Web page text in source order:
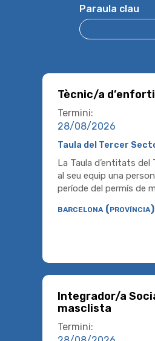
Paraula clau
Tècnic/a
Termini:
28/08/2026
Taula del Tercer
La Taula d’entitats del
al seu equip una
període del permís de
barcelona (província)
Integrador/a
masclista
Termini: